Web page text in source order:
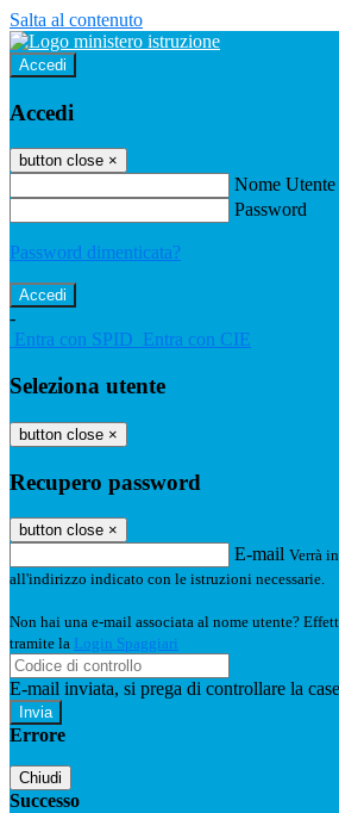
Salta al contenuto
Accedi
Accedi
button close ×
Nome Utente
Password
Password dimenticata?
-
Entra con SPID Entra con CIE
Seleziona utente
button close ×
Recupero password
button close ×
E-mail Verrà
all'indirizzo indicato con le istruzioni necessarie.
Non hai una e-mail associata al nome utente?
tramite la Login Spaggiari
E-mail inviata, si prega di controllare la
Errore
Chiudi
Successo